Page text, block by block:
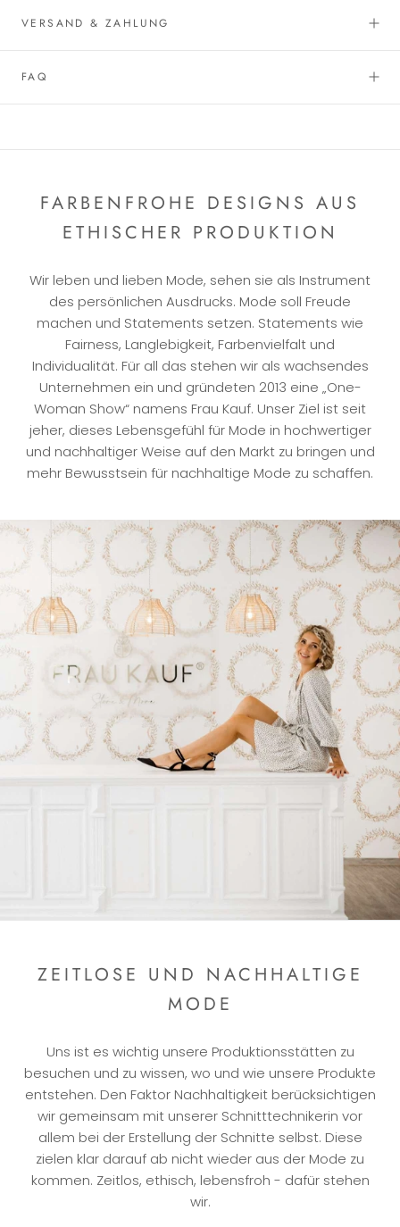
VERSAND & ZAHLUNG
FAQ
FARBENFROHE DESIGNS AUS
ETHISCHER PRODUKTION
Wir leben und lieben Mode, sehen sie als Instrument
des persönlichen Ausdrucks. Mode soll Freude
machen und Statements setzen. Statements wie
Fairness, Langlebigkeit, Farbenvielfalt und
Individualität. Für all das stehen wir als wachsendes
Unternehmen ein und gründeten 2013 eine „One-
Woman Show“ namens Frau Kauf. Unser Ziel ist seit
jeher, dieses Lebensgefühl für Mode in hochwertiger
und nachhaltiger Weise auf den Markt zu bringen und
mehr Bewusstsein für nachhaltige Mode zu schaffen.
ZEITLOSE UND NACHHALTIGE
MODE
Uns ist es wichtig unsere Produktionsstätten zu
besuchen und zu wissen, wo und wie unsere Produkte
entstehen. Den Faktor Nachhaltigkeit berücksichtigen
wir gemeinsam mit unserer Schnitttechnikerin vor
allem bei der Erstellung der Schnitte selbst. Diese
zielen klar darauf ab nicht wieder aus der Mode zu
kommen. Zeitlos, ethisch, lebensfroh - dafür stehen
wir.